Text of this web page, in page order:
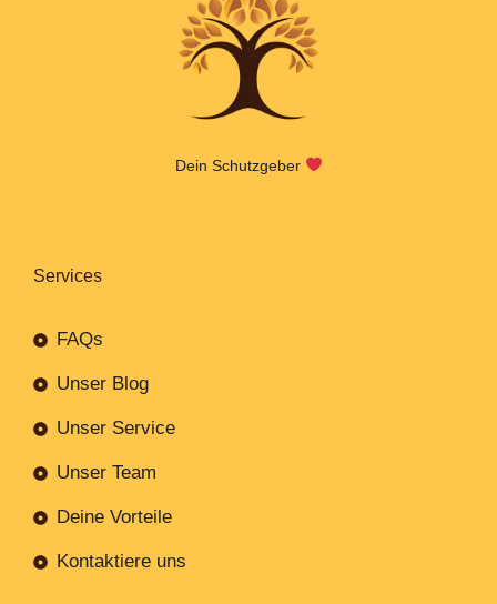
Dein Schutzgeber
Services
FAQs
Unser Blog
Unser Service
Unser Team
Deine Vorteile
Kontaktiere uns